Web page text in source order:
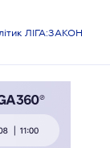
ЛІГА:ЗАКОН